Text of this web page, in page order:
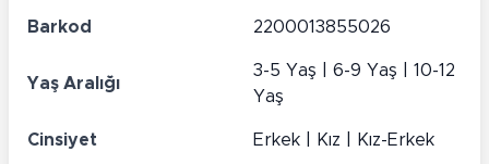
Barkod 2200013855026
Yaş Aralığı
3-5 Yaş | 6-9 Yaş | 10-12
Yaş
Cinsiyet Erkek | Kız | Kız-Erkek